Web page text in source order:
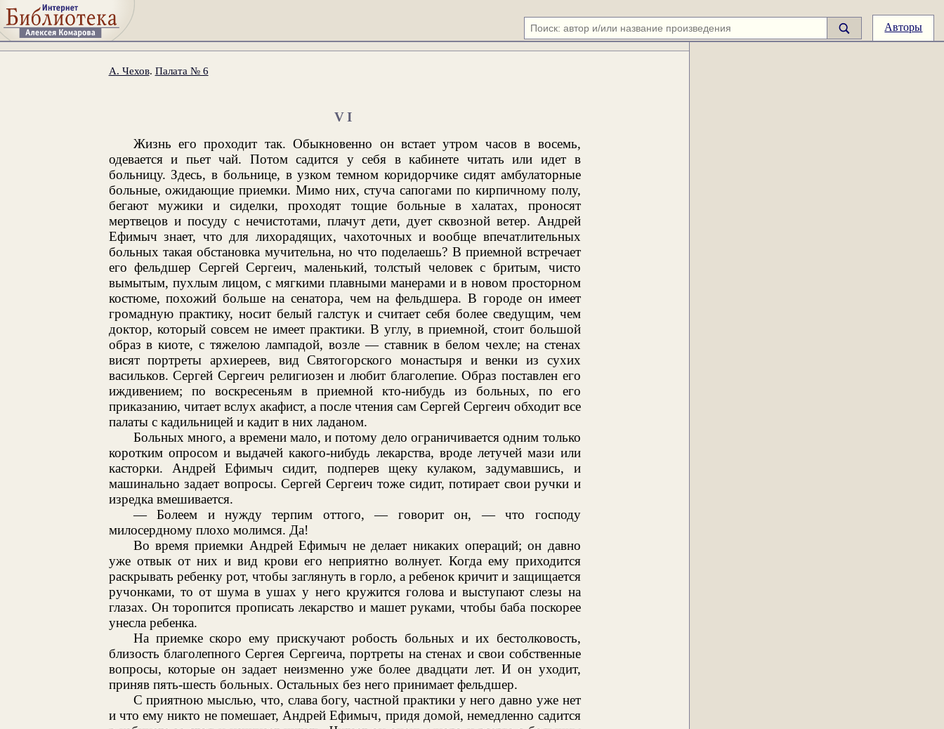
Авторы
А. Чехов. Палата № 6
VI
Жизнь его проходит так. Обыкновенно он встает утром часов в восемь,
одевается и пьет чай. Потом садится у себя в кабинете читать или идет в
больницу. Здесь, в больнице, в узком темном коридорчике сидят амбулаторные
больные, ожидающие приемки. Мимо них, стуча сапогами по кирпичному полу,
бегают мужики и сиделки, проходят тощие больные в халатах, проносят
мертвецов и посуду с нечистотами, плачут дети, дует сквозной ветер. Андрей
Ефимыч знает, что для лихорадящих, чахоточных и вообще впечатлительных
больных такая обстановка мучительна, но что поделаешь? В приемной встречает
его фельдшер Сергей Сергеич, маленький, толстый человек с бритым, чисто
вымытым, пухлым лицом, с мягкими плавными манерами и в новом просторном
костюме, похожий больше на сенатора, чем на фельдшера. В городе он имеет
громадную практику, носит белый галстук и считает себя более сведущим, чем
доктор, который совсем не имеет практики. В углу, в приемной, стоит большой
образ в киоте, с тяжелою лампадой, возле — ставник в белом чехле; на стенах
висят портреты архиереев, вид Святогорского монастыря и венки из сухих
васильков. Сергей Сергеич религиозен и любит благолепие. Образ поставлен его
иждивением; по воскресеньям в приемной кто-нибудь из больных, по его
приказанию, читает вслух акафист, а после чтения сам Сергей Сергеич обходит все
палаты с кадильницей и кадит в них ладаном.
Больных много, а времени мало, и потому дело ограничивается одним только
коротким опросом и выдачей какого-нибудь лекарства, вроде летучей мази или
касторки. Андрей Ефимыч сидит, подперев щеку кулаком, задумавшись, и
машинально задает вопросы. Сергей Сергеич тоже сидит, потирает свои ручки и
изредка вмешивается.
— Болеем и нужду терпим оттого, — говорит он, — что господу
милосердному плохо молимся. Да!
Во время приемки Андрей Ефимыч не делает никаких операций; он давно
уже отвык от них и вид крови его неприятно волнует. Когда ему приходится
раскрывать ребенку рот, чтобы заглянуть в горло, а ребенок кричит и защищается
ручонками, то от шума в ушах у него кружится голова и выступают слезы на
глазах. Он торопится прописать лекарство и машет руками, чтобы баба поскорее
унесла ребенка.
На приемке скоро ему прискучают робость больных и их бестолковость,
близость благолепного Сергея Сергеича, портреты на стенах и свои собственные
вопросы, которые он задает неизменно уже более двадцати лет. И он уходит,
приняв пять-шесть больных. Остальных без него принимает фельдшер.
С приятною мыслью, что, слава богу, частной практики у него давно уже нет
и что ему никто не помешает, Андрей Ефимыч, придя домой, немедленно садится